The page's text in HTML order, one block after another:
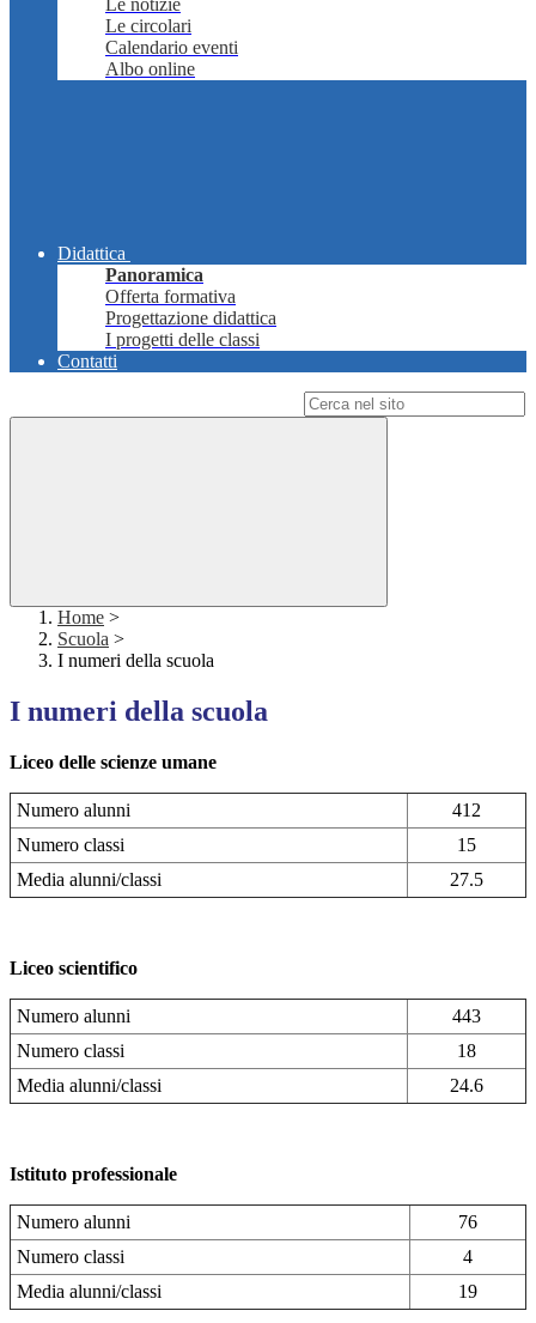
Le notizie
Le circolari
Calendario eventi
Albo online
Didattica
Panoramica
Offerta formativa
Progettazione didattica
I progetti delle classi
Contatti
Home >
Scuola >
I numeri della scuola
I numeri della scuola
Liceo delle scienze umane
Numero alunni
412
Numero classi
15
Media alunni/classi
27.5
Liceo scientifico
Numero alunni
443
Numero classi
18
Media alunni/classi
24.6
Istituto professionale
Numero alunni
76
Numero classi
4
Media alunni/classi
19